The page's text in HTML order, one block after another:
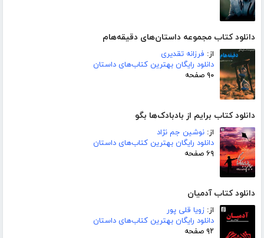
دانلود کتاب مجموعه داستان‌های دقیقه‌هام
از: فرزانه تقدیری
دانلود رایگان بهترین کتاب‌های داستان
۹۰ صفحه
دانلود کتاب برایم از بادبادک‌ها بگو
از: نوشین جم نژاد
دانلود رایگان بهترین کتاب‌های داستان
۶۹ صفحه
دانلود کتاب آدمیان
از: زویا قلی پور
دانلود رایگان بهترین کتاب‌های داستان
۹۲ صفحه